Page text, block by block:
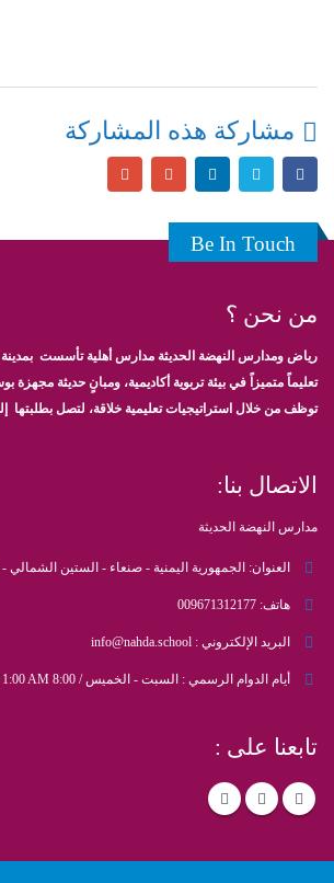
مشاركة هذه المشاركة
Be In Touch
من نحن ؟
تعليماً متميزاً في بيئة تربوية أكاديمية، ومبانٍ حديثة مجهزة
توظف من خلال استراتيجيات تعليمية خلاقة، لتصل بطلبتها
الاتصال بنا:
مدارس النهضة الحديثة
العنوان: الجمهورية اليمنية - صنعاء - الستين الشمالي
هاتف: 009671312177
البريد الإلكتروني : info@nahda.school
أيام الدوام الرسمي : السبت - الخميس / 8:00 PM 1:00 AM
تابعنا على :